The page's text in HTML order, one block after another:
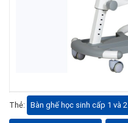
Thẻ: Bàn ghế học sinh cấp 1 và 2